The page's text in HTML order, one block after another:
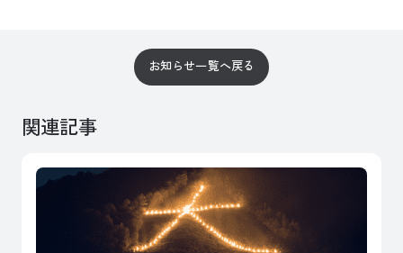
お知らせ一覧へ戻る
関連記事